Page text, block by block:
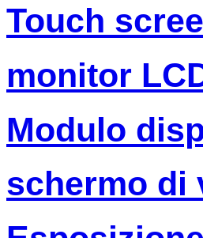
Touch
monitor
Modulo
schermo di